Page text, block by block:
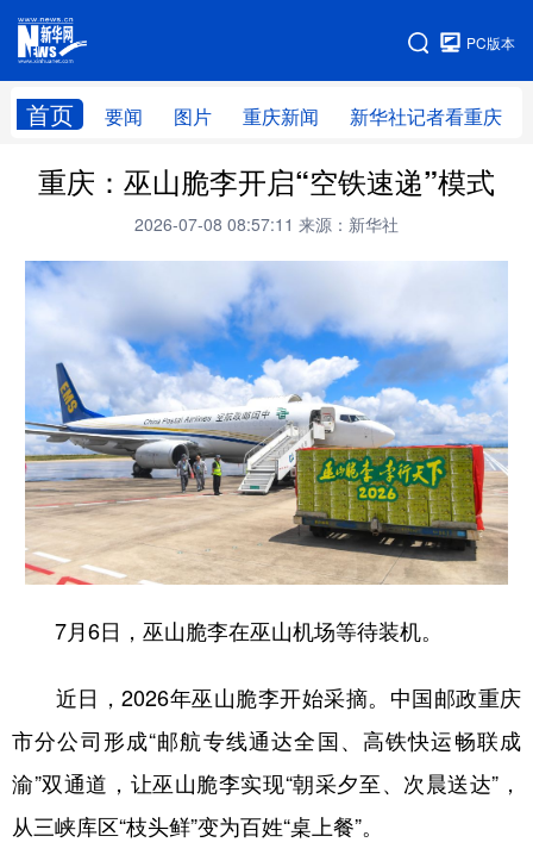
PC版本
首页 要闻 图片 重庆新闻 新华社记者看重庆
网站地图
重庆：巫山脆李开启“空铁速递”模式
2026-07-08 08:57:11 来源：新华社
7月6日，巫山脆李在巫山机场等待装机。
近日，2026年巫山脆李开始采摘。中国邮政重庆
市分公司形成“邮航专线通达全国、高铁快运畅联成
渝”双通道，让巫山脆李实现“朝采夕至、次晨送达”，
从三峡库区“枝头鲜”变为百姓“桌上餐”。